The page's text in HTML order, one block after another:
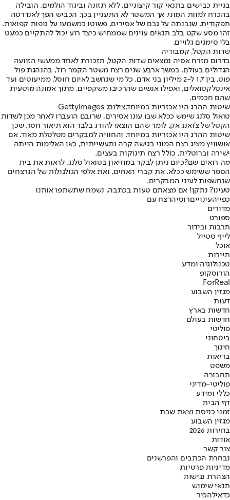
בניית כבישים בתנאי קור קיצוניים, ללא תזונה וביגוד הולמים, הובילה
בהכרח למוות המוני, אך המשטר לא התעניין בכך. הכביש הפך לאנדרטה
תפקודית, שנבנתה על גבם של אסירים, פשוטו כמשמעו על גופות קפואות.
זהו מסע שקט בלב תנאים עוינים שממחיש כיצד רוע יכול להתקיים כמעט
בלי סימנים גלויים.
שדות הקטל, קמבודיה
בדרום מזרח אסיה נמצאים שדות הקטל, תזכורת לאחד ממעשי הזוועה
הגדולים בעולם. במשך ארבע שנים רצח משטר הקמר רוז', בהנהגת פול
פוט, בין 1.7 ל-2 מיליון בני אדם. כל מי שנחשב לאיום חוסל, ממיעוטים ועד
אינטלקטואלים, ואפילו אנשים שהרכיבו משקפיים, מתוך אמונה מוטעית
שהם חכמים.
שיטות ההרג היו אכזריות במיוחד,צילום: GettyImages
טואול סלנג שימש ככלא שבו עונו אסירים, שרובם הועברו לאחר מכן לשדות
הקטל של צ'ואנג אק. לומר שהם הוצאו להורג בלבד הוא תיאור חסר, שכן
שיטות ההרג היו אכזריות במיוחד, והחוויה למבקרים מטלטלת מאוד. אם
אושוויץ מציג רצח המוני בגישה קרה ותעשייתית, כאן האלימות הייתה
ישירה וברוטלית, כולל רצח תינוקות בעצים.
מה רואים שם?כיום ניתן לבקר במוזיאון בטואול סלנג, לראות את בית
הספר ששימש ככלא, את קברי האחים, ואת אלפי הגולגולות של הנרצחים
שנחשפות לעיני המבקרים.
טעינו? נתקן! אם מצאתם טעות בכתבה, נשמח שתשתפו אותנו
כפייהעינוייםרוסיהרצח עם
מדורים
ספורט
תרבות ובידור
לייף סטייל
אוכל
תיירות
טכנולוגיה ומדע
הורוסקופ
ForReal
מגזין השבוע
דעות
חדשות בארץ
חדשות בעולם
פוליטי
ביטחוני
חינוך
בריאות
משפט
תחבורה
פוליטי-מדיני
כללי ומידע
דף הבית
זמני כניסת וצאת שבת
מגזין השבוע
בחירות 2026
אודות
צור קשר
נבחרת הכתבים והפרשנים
מדיניות פרטיות
הצהרת נגישות
תנאי שימוש
כדאילהכיר